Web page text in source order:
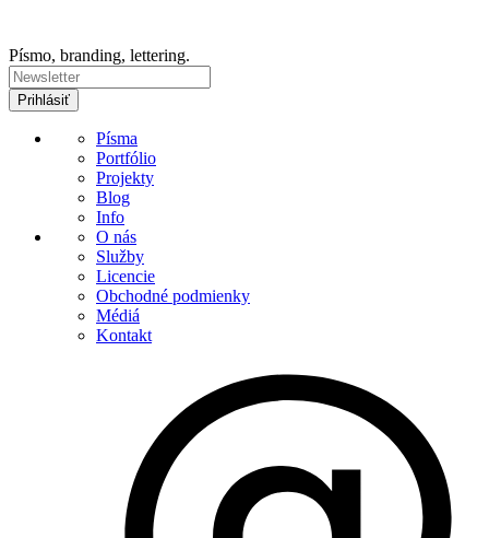
Písmo, branding, lettering.
Písma
Portfólio
Projekty
Blog
Info
O nás
Služby
Licencie
Obchodné podmienky
Médiá
Kontakt